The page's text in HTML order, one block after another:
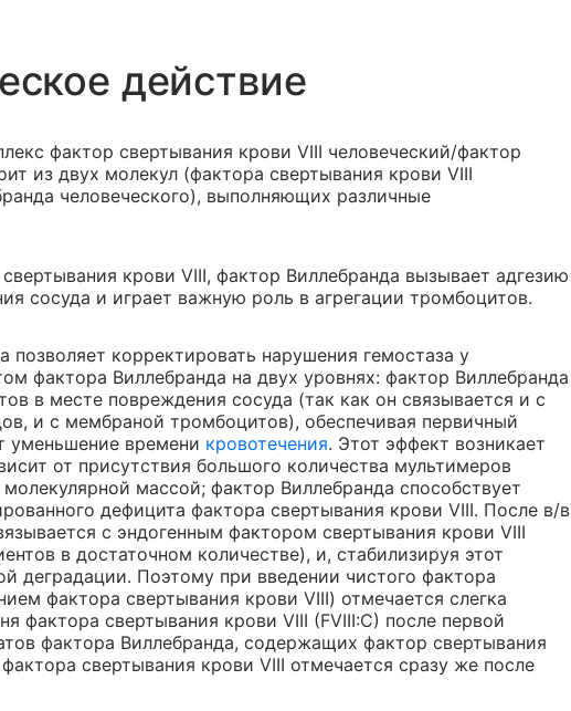
действие
фактор свертывания крови VIII человеческий/фактор
из двух молекул (фактора свертывания крови VIII
человеческого), выполняющих различные
крови VIII, фактор Виллебранда вызывает адгезию
сосуда и играет важную роль в агрегации тромбоцитов.
позволяет корректировать нарушения гемостаза у
фактора Виллебранда на двух уровнях: фактор Виллебранда
в месте повреждения сосуда (так как он связывается и с
и с мембраной тромбоцитов), обеспечивая первичный
уменьшение времени кровотечения. Этот эффект возникает
от присутствия большого количества мультимеров
массой; фактор Виллебранда способствует
дефицита фактора свертывания крови VIII. После в/в
с эндогенным фактором свертывания крови VIII
в достаточном количестве), и, стабилизируя этот
деградации. Поэтому при введении чистого фактора
фактора свертывания крови VIII) отмечается слегка
фактора свертывания крови VIII (FVIII:C) после первой
фактора Виллебранда, содержащих фактор свертывания
свертывания крови VIII отмечается сразу же после